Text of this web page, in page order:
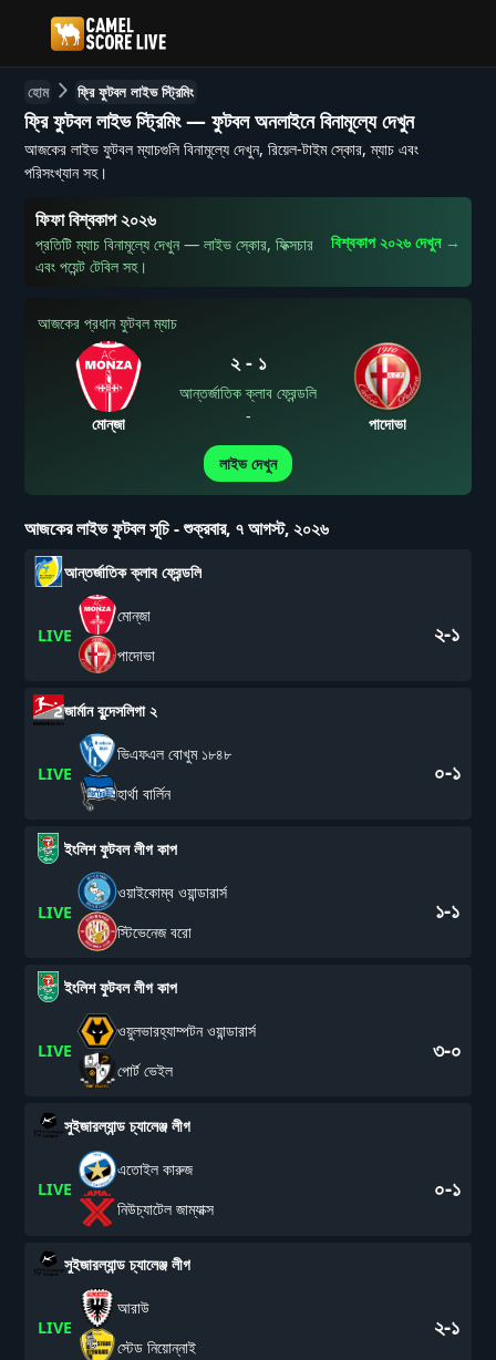
হোম ফ্রি ফুটবল লাইভ স্ট্রিমিং
ফ্রি ফুটবল লাইভ স্ট্রিমিং — ফুটবল অনলাইনে বিনামূল্যে দেখুন
আজকের লাইভ ফুটবল ম্যাচগুলি বিনামূল্যে দেখুন, রিয়েল-টাইম স্কোর, ম্যাচ এবং
পরিসংখ্যান সহ।
ফিফা বিশ্বকাপ ২০২৬
প্রতিটি ম্যাচ বিনামূল্যে দেখুন — লাইভ স্কোর, ফিক্সচার
এবং পয়েন্ট টেবিল সহ।
বিশ্বকাপ ২০২৬ দেখুন→
আজকের প্রধান ফুটবল ম্যাচ
মোন্‌জা
২- ১
আন্তর্জাতিক ক্লাব ফ্রেন্ডলি
-
পাদোভা
লাইভ দেখুন
আজকের লাইভ ফুটবল সূচি-শুক্রবার, ৭ আগস্ট, ২০২৬
আন্তর্জাতিক ক্লাব ফ্রেন্ডলি
LIVE
মোন্‌জা
পাদোভা
২-১
জার্মান বুন্দেসলিগা ২
LIVE
ভিএফএল বোখুম ১৮৪৮
হার্থা বার্লিন
০-১
ইংলিশ ফুটবল লীগ কাপ
LIVE
ওয়াইকোম্ব ওয়ান্ডারার্স
স্টিভেনেজ বরো
১-১
ইংলিশ ফুটবল লীগ কাপ
LIVE
ওয়ুলভারহ্যাম্পটন ওয়ান্ডারার্স
পোর্ট ভেইল
৩-০
সুইজারল্যান্ড চ্যালেঞ্জ লীগ
LIVE
এতোইল কারুজ
নিউচ্যাটেল জাম্যাক্স
০-১
সুইজারল্যান্ড চ্যালেঞ্জ লীগ
LIVE
আরাউ
স্টেড নিয়োন্নাই
২-১